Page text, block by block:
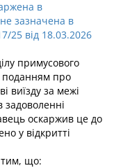
в
зазначена в
25 від 18.03.2026
примусового
поданням про
виїзду за межі
оскаржив це до
у відкритті
тим, що: